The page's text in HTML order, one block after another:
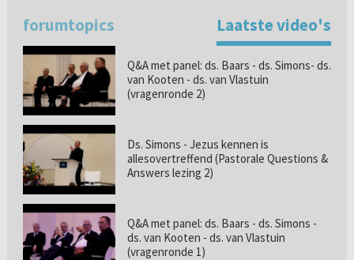
forumtopics Laatste video's
Q&A met panel: ds. Baars - ds. Simons- ds.
van Kooten - ds. van Vlastuin
(vragenronde 2)
Ds. Simons - Jezus kennen is
allesovertreffend (Pastorale Questions &
Answers lezing 2)
Q&A met panel: ds. Baars - ds. Simons -
ds. van Kooten - ds. van Vlastuin
(vragenronde 1)